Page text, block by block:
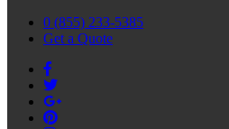
0 (855) 233-5385
Get a Quote